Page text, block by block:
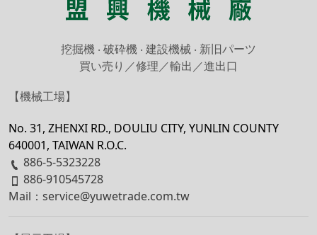
挖掘機 ‧ 破砕機 ‧ 建設機械 ‧ 新旧パーツ
買い売り／修理／輸出／進出口
【機械工場】
No. 31, ZHENXI RD., DOULIU CITY, YUNLIN COUNTY
640001, TAIWAN R.O.C.
886-5-5323228
886-910545728
Mail：service@yuwetrade.com.tw